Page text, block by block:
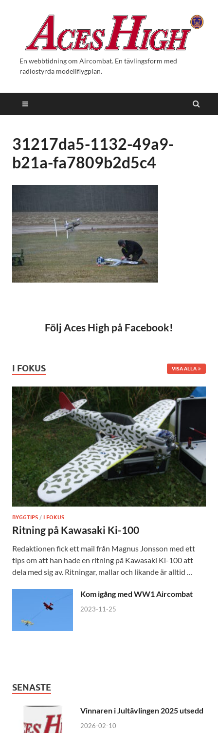
En webbtidning om Aircombat. En tävlingsform med
radiostyrda modellflygplan.
31217da5-1132-49a9-
b21a-fa7809b2d5c4
Följ Aces High på Facebook!
I FOKUS VISA ALLA
BYGGTIPS / I FOKUS
Ritning på Kawasaki Ki-100
Redaktionen fick ett mail från Magnus Jonsson med ett
tips om att han hade en ritning på Kawasaki Ki-100 att
dela med sig av. Ritningar, mallar och likande är alltid …
Kom igång med WW1 Aircombat
2023-11-25
SENASTE
Vinnaren i Jultävlingen 2025 utsedd
2026-02-10